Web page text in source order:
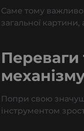
Саме тому важливо
загальної
Попри свою
інструментом